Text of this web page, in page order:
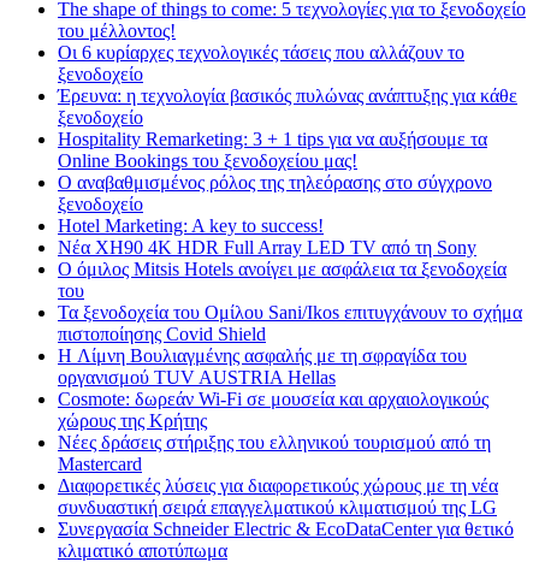
The shape of things to come: 5 τεχνολογίες για το ξενοδοχείο
του μέλλοντος!
Οι 6 κυρίαρχες τεχνολογικές τάσεις που αλλάζουν το
ξενοδοχείο
Έρευνα: η τεχνολογία βασικός πυλώνας ανάπτυξης για κάθε
ξενοδοχείο
Hospitality Remarketing: 3 + 1 tips για να αυξήσουμε τα
Online Bookings του ξενοδοχείου μας!
Ο αναβαθμισμένος ρόλος της τηλεόρασης στο σύγχρονο
ξενοδοχείο
Hotel Marketing: A key to success!
Νέα XH90 4K HDR Full Array LED TV από τη Sony
Ο όμιλος Mitsis Hotels ανοίγει με ασφάλεια τα ξενοδοχεία
του
Τα ξενοδοχεία του Ομίλου Sani/Ikos επιτυγχάνουν το σχήμα
πιστοποίησης Covid Shield
H Λίμνη Βουλιαγμένης ασφαλής με τη σφραγίδα του
οργανισμού TUV AUSTRIA Hellas
Cosmote: δωρεάν Wi-Fi σε μουσεία και αρχαιολογικούς
χώρους της Κρήτης
Νέες δράσεις στήριξης του ελληνικού τουρισμού από τη
Mastercard
Διαφορετικές λύσεις για διαφορετικούς χώρους με τη νέα
συνδυαστική σειρά επαγγελματικού κλιματισμού της LG
Συνεργασία Schneider Electric & EcoDataCenter για θετικό
κλιματικό αποτύπωμα